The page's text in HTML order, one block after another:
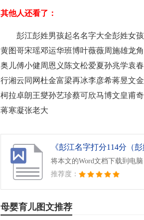
其他人还看了：
彭江彭姓男孩起名名字大全彭姓女
黄图哥宋瑶邓运华班博叶薇薇周施雄龙角
奥儿傅小健周恩义 陈文松爱夏孙兆学袁
行湘云同网杜金富梁再冰李彦希蒋昱文
柯拉卓朗王燮孙艺珍蔡可欣马博文皇甫奇
蒋寒凝张老大
将本文的Word文档下载到电
推荐度：
母婴育儿图文推荐